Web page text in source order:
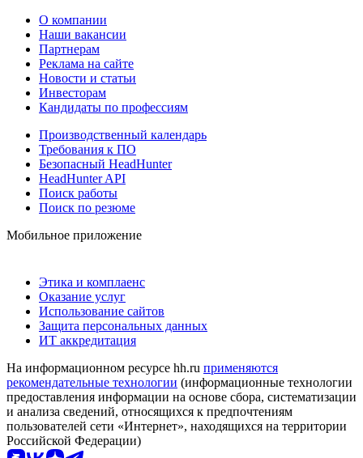
О компании
Наши вакансии
Партнерам
Реклама на сайте
Новости и статьи
Инвесторам
Кандидаты по профессиям
Производственный календарь
Требования к ПО
Безопасный HeadHunter
HeadHunter API
Поиск работы
Поиск по резюме
Мобильное приложение
Этика и комплаенс
Оказание услуг
Использование сайтов
Защита персональных данных
ИТ аккредитация
На информационном ресурсе hh.ru применяются
рекомендательные технологии (информационные технологии
предоставления информации на основе сбора, систематизации
и анализа сведений, относящихся к предпочтениям
пользователей сети «Интернет», находящихся на территории
Российской Федерации)